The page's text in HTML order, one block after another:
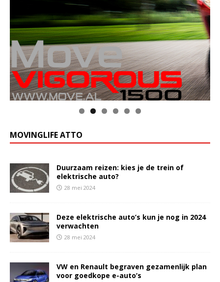
MOVINGLIFE ATTO
Duurzaam reizen: kies je de trein of
elektrische auto?
28 mei 2024
Deze elektrische auto’s kun je nog in 2024
verwachten
28 mei 2024
VW en Renault begraven gezamenlijk plan
voor goedkope e-auto’s